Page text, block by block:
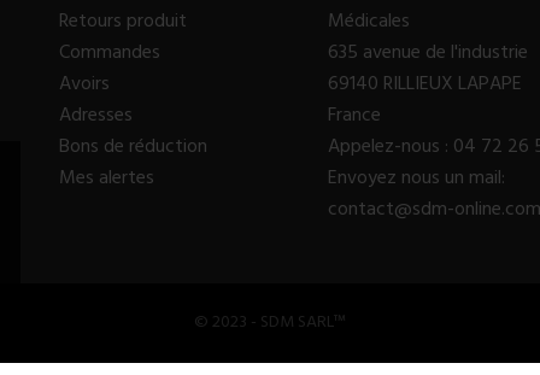
Retours produit
Commandes
Avoirs
Adresses
Bons de réduction
Mes alertes
Médicales
635 avenue de l'industrie
69140 RILLIEUX LAPAPE
France
Appelez-nous : 04 72 26
Envoyez nous un mail:
contact@sdm-online.com
© 2023 - SDM SARL™